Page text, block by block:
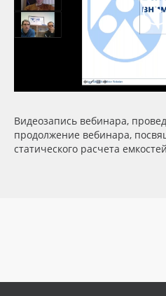
Инструкции
Контакты
Блог
Мобильные конструкции и
Профильные системы
Сублимация и
Светотехника
Видеозапись вебинара,
продолжение вебинара,
статического расчета